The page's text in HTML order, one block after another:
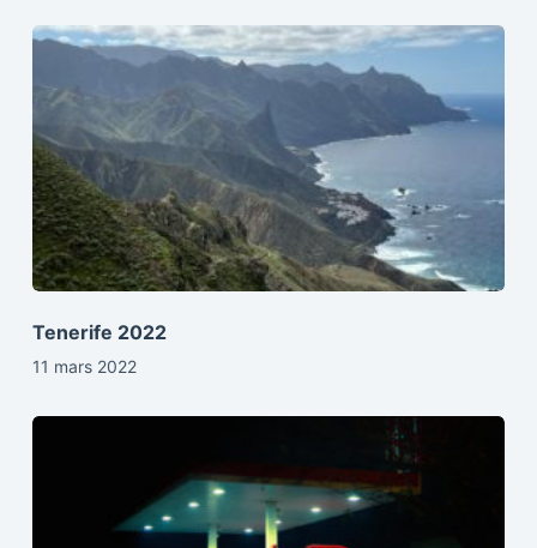
Tenerife 2022
11 mars 2022